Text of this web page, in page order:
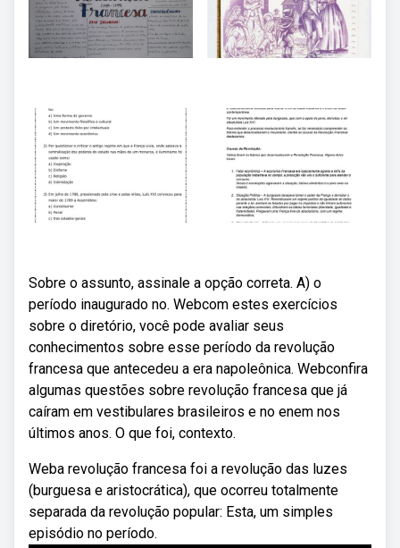
Sobre o assunto, assinale a opção correta. A) o
período inaugurado no. Webcom estes exercícios
sobre o diretório, você pode avaliar seus
conhecimentos sobre esse período da revolução
francesa que antecedeu a era napoleônica. Webconfira
algumas questões sobre revolução francesa que já
caíram em vestibulares brasileiros e no enem nos
últimos anos. O que foi, contexto.
Weba revolução francesa foi a revolução das luzes
(burguesa e aristocrática), que ocorreu totalmente
separada da revolução popular: Esta, um simples
episódio no período.